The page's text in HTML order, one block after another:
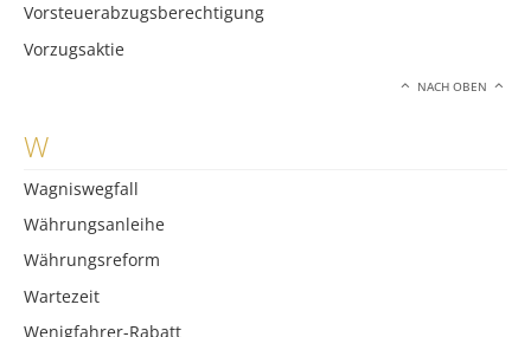
Vorsteuerabzugsberechtigung
Vorzugsaktie
NACH OBEN
W
Wagniswegfall
Währungsanleihe
Währungsreform
Wartezeit
Wenigfahrer-Rabatt